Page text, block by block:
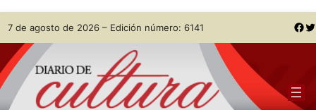
Saltar
al
contenido
Skip
to
content
7 de agosto de 2026 – Edición número: 6141 Facebook Twitter